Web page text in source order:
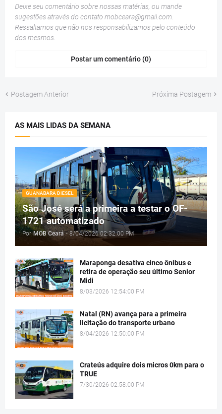
Deixe seu comentário sobre nossas matérias, ou mande
sugestões através do contato mobceara@gmail.com
Ressaltamos que não nos responsabilizamos pelo conteúdo
dos mesmos.
Postar um comentário (0)
Postagem Anterior Próxima Postagem
AS MAIS LIDAS DA SEMANA
GUANABARA DIESEL
São José será a primeira a testar o OF-
1721 automatizado
Por MOB Ceará - 8/04/2026 02:32:00 PM
Maraponga desativa cinco ônibus e
retira de operação seu último Senior
Midi
8/03/2026 12:54:00 PM
Natal (RN) avança para a primeira
licitação do transporte urbano
8/04/2026 12:50:00 PM
Crateús adquire dois micros 0km para o
TRUE
7/30/2026 02:58:00 PM